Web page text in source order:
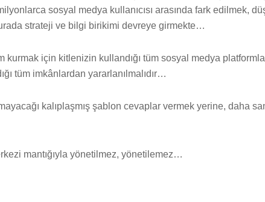
sosyal medya kullanıcısı arasında fark edilmek,
strateji ve bilgi birikimi devreye girmekte…
kurmak için kitlenizin kullandığı tüm sosyal medya
tüm imkânlardan yararlanılmalıdır…
kalıplaşmış şablon cevaplar vermek yerine, daha
mantığıyla yönetilmez, yönetilemez…